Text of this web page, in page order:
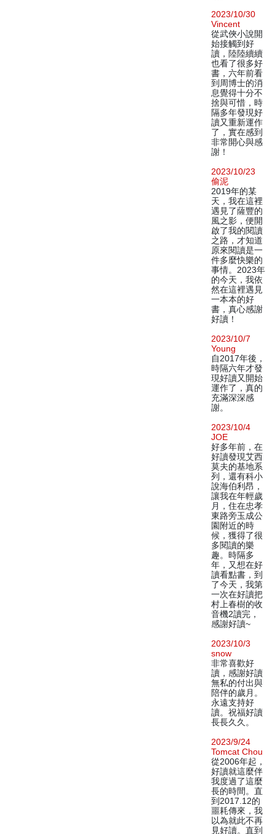
2023/10/30
Vincent
從武俠小說開
始接觸到好
讀，陸陸續續
也看了很多好
書，六年前看
到周博士的消
息覺得十分不
捨與可惜，時
隔多年發現好
讀又重新運作
了，實在感到
非常開心與感
謝！
2023/10/23
偷泥
2019年的某
天，我在這裡
遇見了薩豐的
風之影，便開
啟了我的閱讀
之路，才知道
原來閱讀是一
件多麼快樂的
事情。2023年
的今天，我依
然在這裡遇見
一本本的好
書，真心感謝
好讀！
2023/10/7
Young
自2017年後，
時隔六年才發
現好讀又開始
運作了，真的
充滿深深感
謝。
2023/10/4
JOE
好多年前，在
好讀發現艾西
莫夫的基地系
列，還有科小
說海伯利昂，
讓我在年輕歲
月，住在忠孝
東路旁玉成公
園附近的時
候，獲得了很
多閱讀的樂
趣。時隔多
年，又想在好
讀看點書，到
了今天，我第
一次在好讀把
村上春樹的收
音機2讀完，
感謝好讀~
2023/10/3
snow
非常喜歡好
讀，感謝好讀
無私的付出與
陪伴的歲月。
永遠支持好
讀。祝福好讀
長長久久。
2023/9/24
Tomcat Chou
從2006年起，
好讀就這麼伴
我度過了這麼
長的時間。直
到2017.12的
噩耗傳來，我
以為就此不再
見好讀。直到